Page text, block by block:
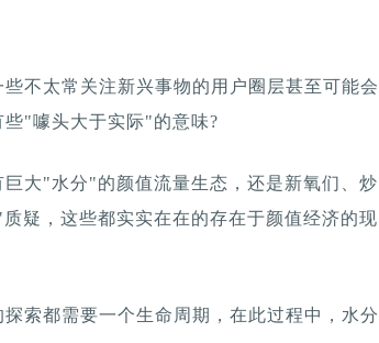
不太常关注新兴事物的用户圈层甚至可能会
"噱头大于实际"的意味?
大"水分"的颜值流量生态，还是新氧们、炒
疑，这些都实实在在的存在于颜值经济的现
索都需要一个生命周期，在此过程中，水分